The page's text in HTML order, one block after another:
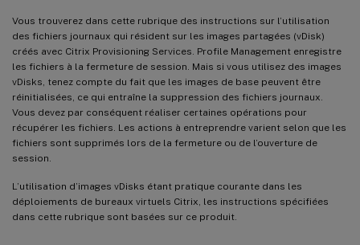
Vous trouverez dans cette rubrique des instructions sur l’utilisation
des fichiers journaux qui résident sur les images partagées (vDisk)
créés avec Citrix Provisioning Services. Profile Management enregistre
les fichiers à la fermeture de session. Mais si vous utilisez des images
vDisks, tenez compte du fait que les images de base peuvent être
réinitialisées, ce qui entraîne la suppression des fichiers journaux.
Vous devez par conséquent réaliser certaines opérations pour
récupérer les fichiers. Les actions à entreprendre varient selon que les
fichiers sont supprimés lors de la fermeture ou de l’ouverture de
session.
L’utilisation d’images vDisks étant pratique courante dans les
déploiements de bureaux virtuels Citrix, les instructions spécifiées
dans cette rubrique sont basées sur ce produit.